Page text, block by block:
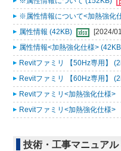
※属性情報について<加熱強化
属性情報 (42KB)
[2024/
属性情報<加熱強化仕様>
Revitファミリ 【50Hz専用】
Revitファミリ 【60Hz専用】
Revitファミリ<加熱強化仕様>
Revitファミリ<加熱強化仕様>
技術・工事マニュアル